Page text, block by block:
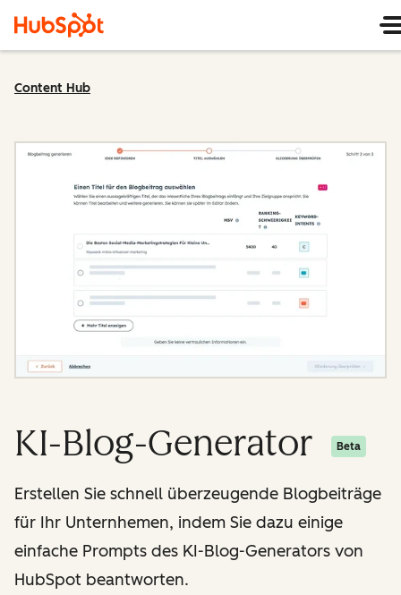
Content Hub
KI-Blog-Generator Beta
Erstellen Sie schnell überzeugende Blogbeiträge
für Ihr Unternhemen, indem Sie dazu einige
einfache Prompts des KI-Blog-Generators von
HubSpot beantworten.